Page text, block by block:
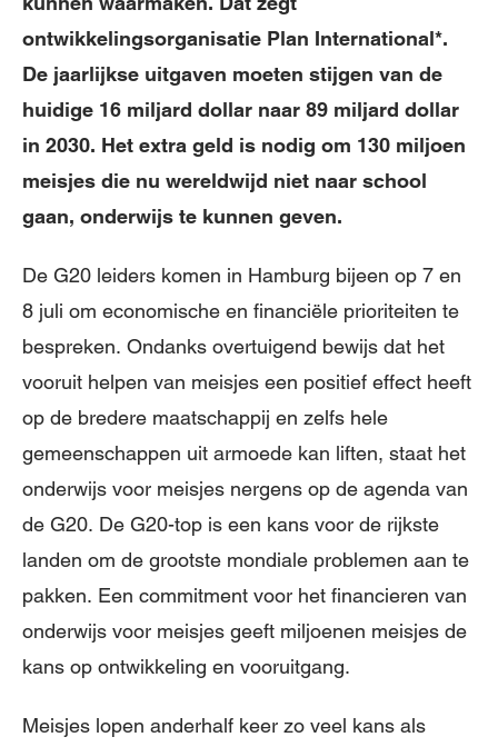
ontwikkelingsorganisatie Plan International*.
De jaarlijkse uitgaven moeten stijgen van de
huidige 16 miljard dollar naar 89 miljard dollar
in 2030. Het extra geld is nodig om 130 miljoen
meisjes die nu wereldwijd niet naar school
gaan, onderwijs te kunnen geven.
De G20 leiders komen in Hamburg bijeen op 7 en
8 juli om economische en financiële prioriteiten te
bespreken. Ondanks overtuigend bewijs dat het
vooruit helpen van meisjes een positief effect heeft
op de bredere maatschappij en zelfs hele
gemeenschappen uit armoede kan liften, staat het
onderwijs voor meisjes nergens op de agenda van
de G20. De G20-top is een kans voor de rijkste
landen om de grootste mondiale problemen aan te
pakken. Een commitment voor het financieren van
onderwijs voor meisjes geeft miljoenen meisjes de
kans op ontwikkeling en vooruitgang.
Meisjes lopen anderhalf keer zo veel kans als